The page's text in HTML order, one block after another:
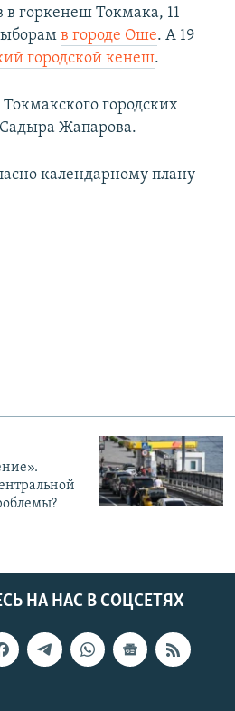
в горкенеш Токмака, 11
в городе Оше. А 19
городской кенеш.
городских
Жапарова.
календарному плану
НА НАС В СОЦСЕТЯХ